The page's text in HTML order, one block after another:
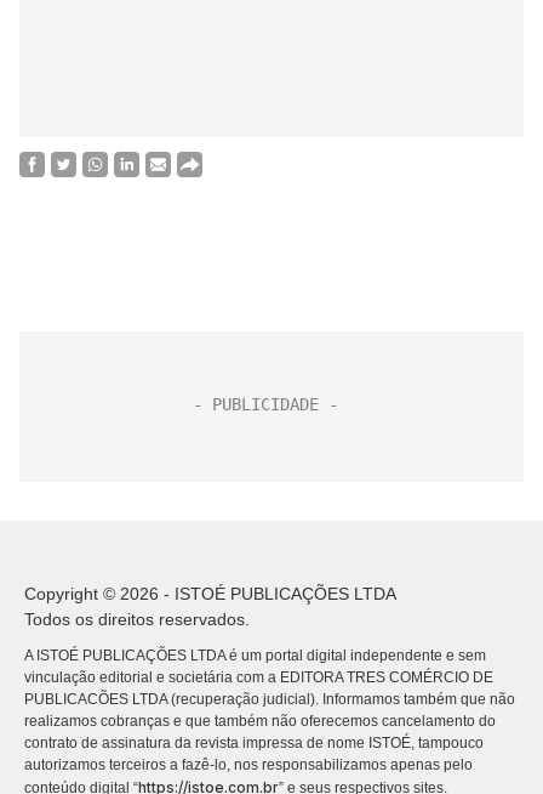
Copyright © 2026 - ISTOÉ PUBLICAÇÕES LTDA
Todos os direitos reservados.
A ISTOÉ PUBLICAÇÕES LTDA é um portal digital independente e sem
vinculação editorial e societária com a EDITORA TRES COMÉRCIO DE
PUBLICACÕES LTDA (recuperação judicial). Informamos também que não
realizamos cobranças e que também não oferecemos cancelamento do
contrato de assinatura da revista impressa de nome ISTOÉ, tampouco
autorizamos terceiros a fazê-lo, nos responsabilizamos apenas pelo
conteúdo digital “https://istoe.com.br” e seus respectivos sites.